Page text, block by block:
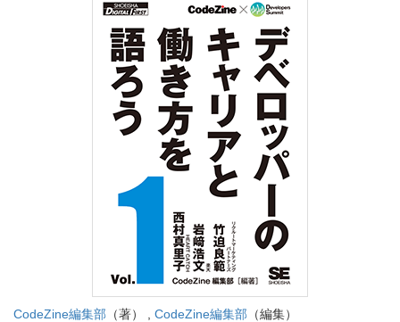
CodeZine編集部 （著） , CodeZine編集部 （編集）